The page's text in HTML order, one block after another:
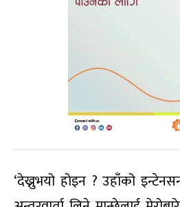
‘देख्नुभयो होइन ? उहाँको